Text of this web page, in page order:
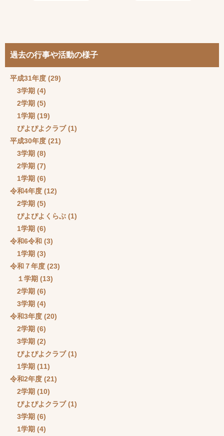
過去の行事や活動の様子
平成31年度 (29)
3学期 (4)
2学期 (5)
1学期 (19)
ぴよぴよクラブ(1)
平成30年度 (21)
3学期 (8)
2学期 (7)
1学期 (6)
令和4年度 (12)
2学期 (5)
ぴよぴよくらぶ (1)
1学期 (6)
令和6令和 (3)
1学期 (3)
令和７年度 (23)
１学期 (13)
2学期 (6)
3学期 (4)
令和3年度 (20)
2学期 (6)
3学期 (2)
ぴよぴよクラブ(1)
1学期 (11)
令和2年度 (21)
2学期 (10)
ぴよぴよクラブ(1)
3学期 (6)
1学期 (4)